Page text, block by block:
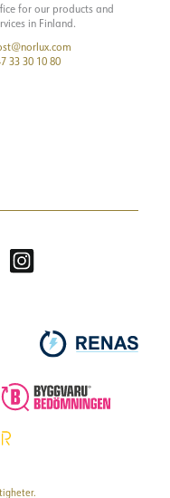
for our products and
in Finland.
33 30 10 80